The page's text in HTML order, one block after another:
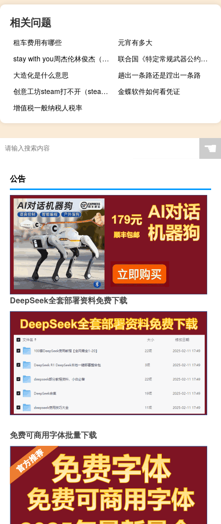
相关问题
租车费用有哪些
元宵有多大
stay with you周杰伦林俊杰（Stay with you-林俊杰和孙燕姿演唱歌曲简介）
联合国《特定常规武器公约》第六次审议大会(关于联合国《特定常规武器公约》第六次审议大会简述)
大造化是什么意思
趟出一条路还是蹚出一条路
创意工坊steam打不开（steam市场怎么打不开了）
金蝶软件如何看凭证
增值税一般纳税人税率
☚
公告
DeepSeek全套部署资料免费下载
免费可商用字体批量下载